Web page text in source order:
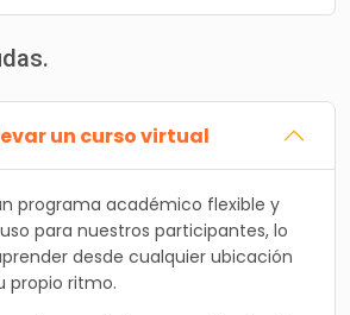
un curso virtual
programa académico flexible y
para nuestros participantes, lo
desde cualquier ubicación
propio ritmo.